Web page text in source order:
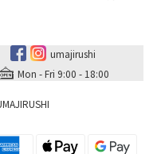
umajirushi
Mon - Fri 9:00 - 18:00